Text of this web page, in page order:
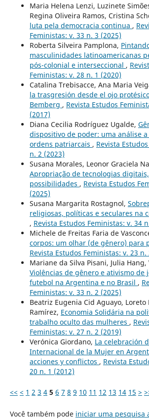
Maria Helena Lenzi, Luzinete
Regina Oliveira Ramos, Cristina
luta pela democracia continua ,
Feministas: v. 33 n. 3 (2025)
Roberta Silveira Pamplona,
masculinidades latinoamericanas
pós-colonial e interseccional ,
Feministas: v. 28 n. 1 (2020)
Catalina Trebisacce, Ana Maria
la trasgresión desde el ojo
Bemberg , Revista Estudos
(2017)
Diana Cecilia Rodríguez Ugalde,
dispositivo de poder: uma análise
ordens patriarcais , Revista
n. 2 (2023)
Susana Morales, Leonor Graciela
Apropriação de tecnologias
possibilidades , Revista Estudos
(2025)
Susana Margarita Rostagnol,
religiosas, políticas e seculares na
, Revista Estudos Feministas: v. 34
Michele de Freitas Faria de
corpos: um olhar (de gênero) para
Revista Estudos Feministas: v. 23 n.
Mariane da Silva Pisani, Julia
Violências de gênero e ativismo de
futebol na Argentina e no Brasil ,
Feministas: v. 33 n. 2 (2025)
Beatriz Eugenia Cid Aguayo, Loreto
Ramírez, Economia Solidária na
trabalho oculto das mulheres ,
Feministas: v. 27 n. 2 (2019)
Verónica Giordano, La celebración
Internacional de la Mujer en
acciones y conflictos , Revista
20 n. 1 (2012)
<< < 1 2 3 4 5 6 7 8 9 10 11 12 13 14 15 >
Você também pode iniciar uma pesquisa